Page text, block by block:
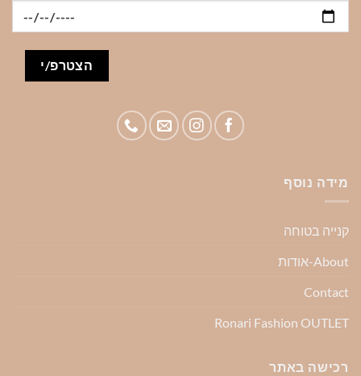
מידה נוסף
קנייה בטוחה
About-אודות
Contact
Ronari Fashion OUTLET
רכישה באתר